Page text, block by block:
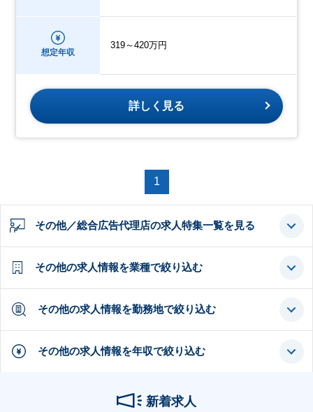
想定年収
319～420万円
詳しく見る
1
その他／総合広告代理店の求人特集一覧を見る
その他の求人情報を業種で絞り込む
その他の求人情報を勤務地で絞り込む
その他の求人情報を年収で絞り込む
新着求人